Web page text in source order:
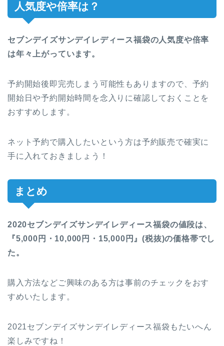
人気度や倍率は？
セブンデイズサンデイレディース福袋の人気度や倍率
は年々上がっています。
予約開始後即完売しまう可能性もありますので、予約
開始日や予約開始時間を念入りに確認しておくことを
おすすめします。
ネット予約で購入したいという方は予約販売で確実に
手に入れておきましょう！
まとめ
2020セブンデイズサンデイレディース福袋の値段は、
『5,000円・10,000円・15,000円』(税抜)の価格帯でし
た。
購入方法などご興味のある方は事前のチェックをおす
すめいたします。
2021セブンデイズサンデイレディース福袋もたいへん
楽しみですね！